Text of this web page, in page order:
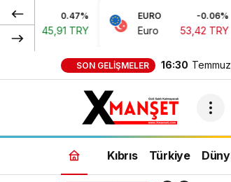
0.47%
45,91 TRY
EURO -0.06%
Euro 53,42 TRY
SON GELIŞMELER 16:30 Temmuz
389
818 TL
Kıbrıs Türkiye